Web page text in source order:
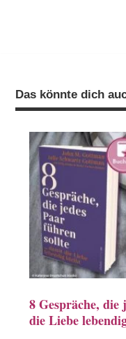
Das könnte dich
8 Gespräche,
die Liebe